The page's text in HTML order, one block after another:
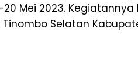
Mei 2023.
Selatan